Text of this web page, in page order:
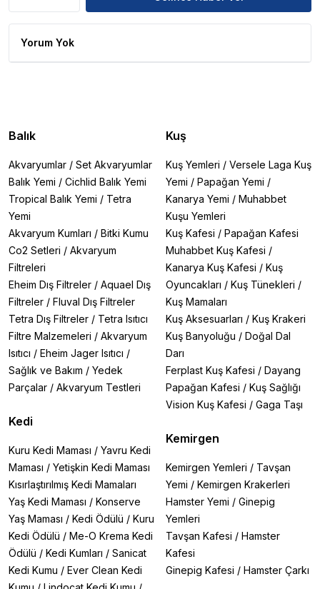
Yorum Yok
Balık
Akvaryumlar / Set Akvaryumlar
Balık Yemi / Cichlid Balık Yemi
Tropical Balık Yemi / Tetra
Yemi
Akvaryum Kumları / Bitki Kumu
Co2 Setleri / Akvaryum
Filtreleri
Eheim Dış Filtreler / Aquael Dış
Filtreler / Fluval Dış Filtreler
Tetra Dış Filtreler / Tetra Isıtıcı
Filtre Malzemeleri / Akvaryum
Isıtıcı / Eheim Jager Isıtıcı /
Sağlık ve Bakım / Yedek
Parçalar / Akvaryum Testleri
Kedi
Kuru Kedi Maması / Yavru Kedi
Maması / Yetişkin Kedi Maması
Kısırlaştırılmış Kedi Mamaları
Yaş Kedi Maması / Konserve
Yaş Maması / Kedi Ödülü / Kuru
Kedi Ödülü / Me-O Krema Kedi
Ödülü / Kedi Kumları / Sanicat
Kedi Kumu / Ever Clean Kedi
Kuş
Kuş Yemleri / Versele Laga Kuş
Yemi / Papağan Yemi /
Kanarya Yemi / Muhabbet
Kuşu Yemleri
Kuş Kafesi / Papağan Kafesi
Muhabbet Kuş Kafesi /
Kanarya Kuş Kafesi / Kuş
Oyuncakları / Kuş Tünekleri /
Kuş Mamaları
Kuş Aksesuarları / Kuş Krakeri
Kuş Banyoluğu / Doğal Dal
Darı
Ferplast Kuş Kafesi / Dayang
Papağan Kafesi / Kuş Sağlığı
Vision Kuş Kafesi / Gaga Taşı
Kemirgen
Kemirgen Yemleri / Tavşan
Yemi / Kemirgen Krakerleri
Hamster Yemi / Ginepig
Yemleri
Tavşan Kafesi / Hamster
Kafesi
Ginepig Kafesi / Hamster Çarkı